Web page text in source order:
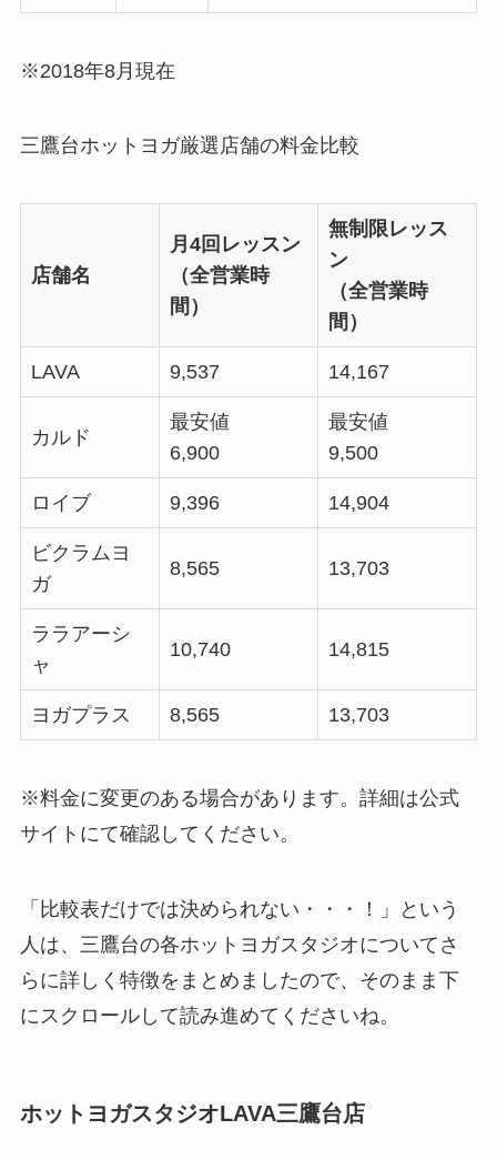
※2018年8月現在
三鷹台ホットヨガ厳選店舗の料金比較
店舗名
月4回レッスン
（全営業時
間）
無制限レッス
ン
（全営業時
間）
LAVA 9,537 14,167
カルド
最安値
6,900
最安値
9,500
ロイブ 9,396 14,904
ビクラムヨ
ガ
8,565 13,703
ララアーシ
ャ
10,740 14,815
ヨガプラス 8,565 13,703
※料金に変更のある場合があります。詳細は公式
サイトにて確認してください。
「比較表だけでは決められない・・・！」という
人は、三鷹台の各ホットヨガスタジオについてさ
らに詳しく特徴をまとめましたので、そのまま下
にスクロールして読み進めてくださいね。
ホットヨガスタジオLAVA三鷹台店